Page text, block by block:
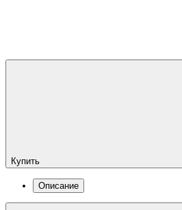
Купить
Описание